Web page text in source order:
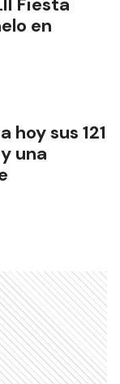
en
hoy sus 121
una